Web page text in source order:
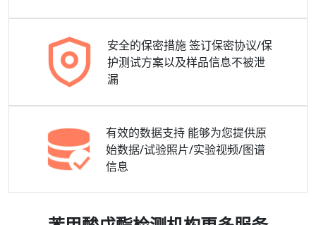
安全的保密措施 签订保密协议/保
护测试方案以及样品信息不被泄
漏
有效的数据支持 能够为您提供原
始数据/试验照片/实验视频/图谱
信息